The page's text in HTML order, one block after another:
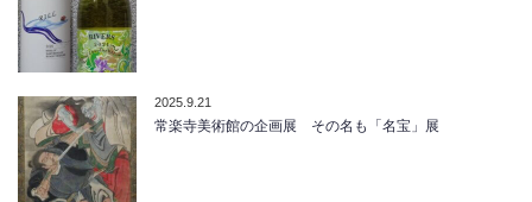
2025.9.21
常楽寺美術館の企画展 その名も「名宝」展